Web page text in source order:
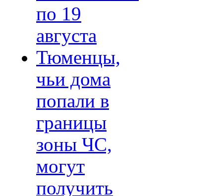
по 19
августа
Тюменцы,
чьи дома
попали в
границы
зоны ЧС,
могут
получить